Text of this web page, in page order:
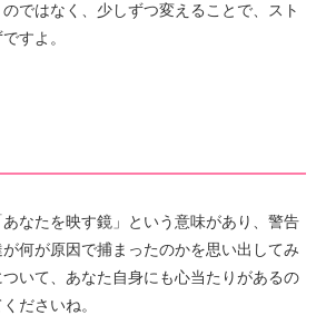
ではなく、少しずつ変えることで、スト
すよ。
なたを映す鏡」という意味があり、警告
何が原因で捕まったのかを思い出してみ
いて、あなた自身にも心当たりがあるの
ださいね。